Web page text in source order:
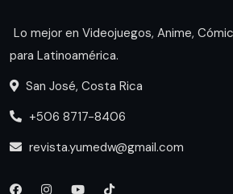
Lo mejor en Videojuegos, Anime,
para Latinoamérica.
San José, Costa Rica
+506 8717-8406
revista.yumedw@gmail.com